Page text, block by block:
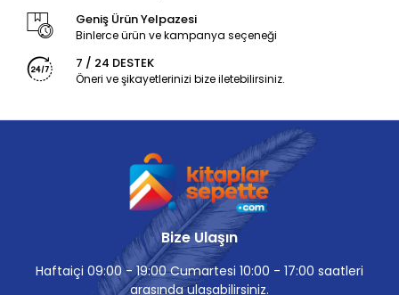
Geniş Ürün Yelpazesi
Binlerce ürün ve kampanya seçeneği
7 / 24 DESTEK
Öneri ve şikayetlerinizi bize iletebilirsiniz.
Bize Ulaşın
Haftaiçi 09:00 - 19:00 Cumartesi 10:00 - 17:00 saatleri
arasında ulaşabilirsiniz.